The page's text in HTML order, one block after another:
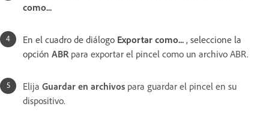
como...
En el cuadro de diálogo Exportar como... , seleccione la
opción ABR para exportar el pincel como un archivo ABR.
Elija Guardar en archivos para guardar el pincel en su
dispositivo.